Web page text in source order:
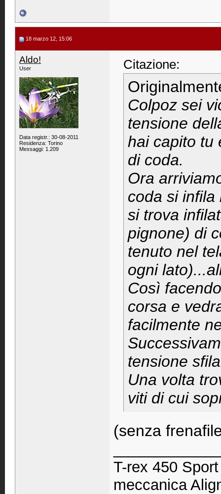
18 marzo 12, 15:06
Aldo!
User
Data registr.: 30-08-2011
Residenza: Torino
Messaggi: 1.209
Citazione:
Colpoz sei
tensione
hai capito tu
di coda.
Ora
coda si infila
si trova
pignone) di
tenuto nel
ogni
Così
corsa e
facilmente
tensione
Una volta
viti di cui
(senza
T-rex 450
meccanica